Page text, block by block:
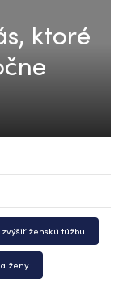
ktoré
zvýšiť ženskú túžbu
ženy